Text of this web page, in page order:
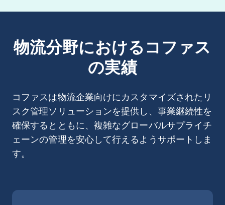
物流分野におけるコファス
の実績
コファスは物流企業向けにカスタマイズされたリ
スク管理ソリューションを提供し、事業継続性を
確保するとともに、複雑なグローバルサプライチ
ェーンの管理を安心して行えるようサポートしま
す。